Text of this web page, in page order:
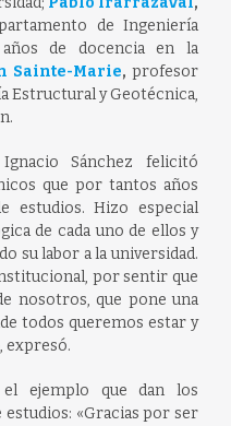
de Ingeniería
años de docencia en la
Sainte-Marie,profesor
Estructural y Geotécnica,
Sánchez felicitó
que por tantos años
estudios. Hizo especial
de cada uno de ellos y
su labor a la universidad.
por sentir que
nosotros, que pone una
todos queremos estar y
expresó.
ejemplo que dan los
estudios: «Gracias por ser